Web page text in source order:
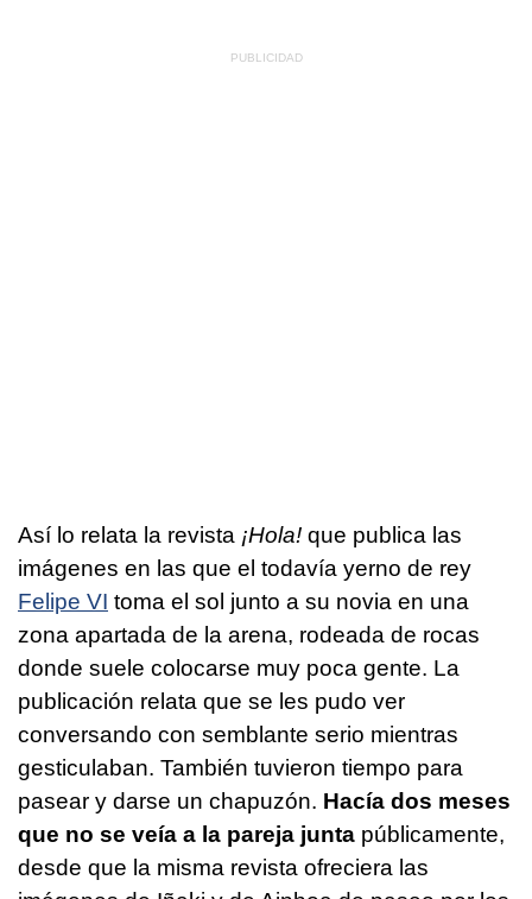
Así lo relata la revista ¡Hola! que publica las
imágenes en las que el todavía yerno de rey
Felipe VI toma el sol junto a su novia en una
zona apartada de la arena, rodeada de rocas
donde suele colocarse muy poca gente. La
publicación relata que se les pudo ver
conversando con semblante serio mientras
gesticulaban. También tuvieron tiempo para
pasear y darse un chapuzón. Hacía dos meses
que no se veía a la pareja junta públicamente,
desde que la misma revista ofreciera las